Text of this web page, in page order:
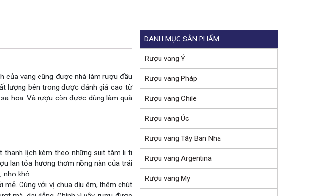
của vang cũng được nhà làm rượu đầu
lượng bên trong được đánh giá cao từ
hoa. Và rượu còn được dùng làm quà
thanh lịch kèm theo những suit tăm li ti
lan tỏa hương thơm nồng nàn của trái
nho khô.
Cùng với vị chua dịu êm, thêm chút
DANH MỤC SẢN PHẨM
Rượu vang Ý
Rượu vang Pháp
Rượu vang Chile
Rượu vang Úc
Rượu vang Tây Ban Nha
Rượu vang Argentina
Rượu vang Mỹ